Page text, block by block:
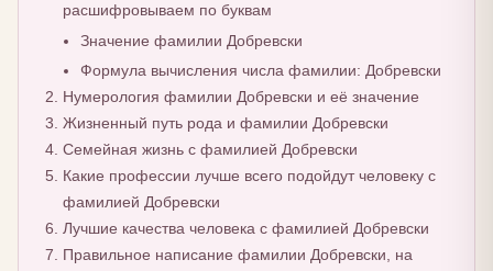
расшифровываем по буквам
Значение фамилии Добревски
Формула вычисления числа фамилии: Добревски
Нумерология фамилии Добревски и её значение
Жизненный путь рода и фамилии Добревски
Семейная жизнь с фамилией Добревски
Какие профессии лучше всего подойдут человеку с
фамилией Добревски
Лучшие качества человека с фамилией Добревски
Правильное написание фамилии Добревски, на